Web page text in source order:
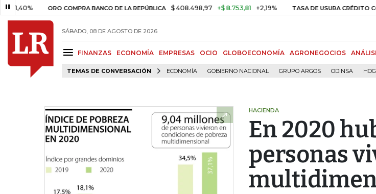
ORO COMPRA BANCO DE LA REPÚBLICA $ 408.498,97 +$ 8.753,81 +2,19% TASA DE USURA CRÉDITO CONSUMO
SÁBADO, 08 DE AGOSTO DE 2026
FINANZAS ECONOMÍA EMPRESAS OCIO GLOBOECONOMÍA AGRONEGOCIOS
TEMAS DE CONVERSACIÓN ECONOMÍA GOBIERNO NACIONAL GRUPO ARGOS ODINSA
HACIENDA
En 2020
personas